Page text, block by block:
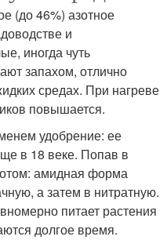
(до 46%) азотное
и
иногда чуть
запахом, отлично
средах. При нагреве
повышается.
удобрение: ее
в 18 веке. Попав в
амидная форма
а затем в нитратную.
питает растения
долгое время.